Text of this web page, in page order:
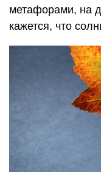
метафорами, на
кажется, что